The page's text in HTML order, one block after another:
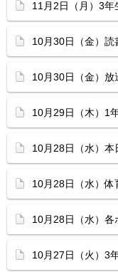
11月2日（月）3年
10月30日（金）読
10月30日（金）
10月29日（木）1
10月28日（水）本
10月28日（水）体
10月28日（水）各
10月27日（火）3